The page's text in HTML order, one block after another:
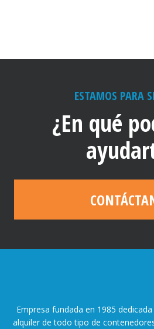
ESTAMOS PARA
¿En qué
Empresa fundada en 1985
alquiler de todo tipo de